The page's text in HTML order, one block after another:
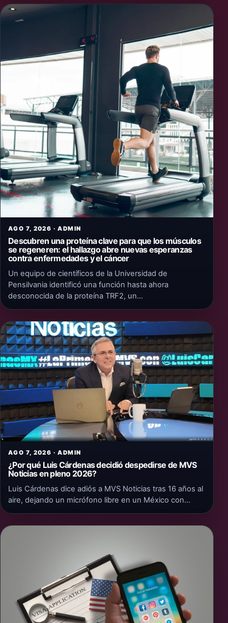
AGO 7, 2026 · ADMIN
Descubren una proteína clave para que los músculos
se regeneren: el hallazgo abre nuevas esperanzas
contra enfermedades y el cáncer
Un equipo de científicos de la Universidad de
Pensilvania identificó una función hasta ahora
desconocida de la proteína TRF2, un…
AGO 7, 2026 · ADMIN
¿Por qué Luis Cárdenas decidió despedirse de MVS
Noticias en pleno 2026?
Luis Cárdenas dice adiós a MVS Noticias tras 16 años al
aire, dejando un micrófono libre en un México con…